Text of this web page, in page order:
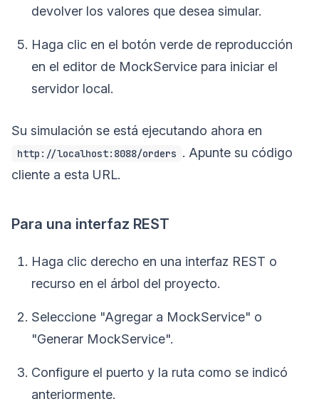
devolver los valores que desea simular.
Haga clic en el botón verde de reproducción
en el editor de MockService para iniciar el
servidor local.
Su simulación se está ejecutando ahora en
http://localhost:8088/orders . Apunte su código
cliente a esta URL.
Para una interfaz REST
Haga clic derecho en una interfaz REST o
recurso en el árbol del proyecto.
Seleccione "Agregar a MockService" o
"Generar MockService".
Configure el puerto y la ruta como se indicó
anteriormente.